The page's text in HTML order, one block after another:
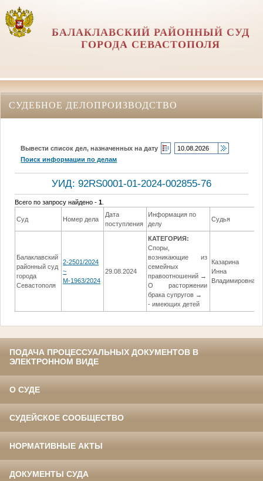
БАЛАКЛАВСКИЙ РАЙОННЫЙ СУД
ГОРОДА СЕВАСТОПОЛЯ
СУДЕБНОЕ ДЕЛОПРОИЗВОДСТВО
Вывести список дел, назначенных на дату
Поиск информации по делам
УИД: 92RS0001-01-2024-002855-76
Всего по запросу найдено -1
Суд Номер дела
Дата
поступления
Информация по
делу
Судья
Балаклавский
районный суд
города
Севастополя
2-2501/2024
~
М-1963/2024
29.08.2024
КАТЕГОРИЯ:
Споры,
возникающие из
семейных
правоотношений →
О расторжении
брака супругов →
- имеющих детей
Казарина
Инна
Владимировна
ПОДАЧА ПРОЦЕССУАЛЬНЫХ ДОКУМЕНТОВ В
ЭЛЕКТРОННОМ ВИДЕ
О СУДЕ
СУДЕЙСКОЕ СООБЩЕСТВО
НОРМАТИВНЫЕ АКТЫ
ДОКУМЕНТЫ СУДА